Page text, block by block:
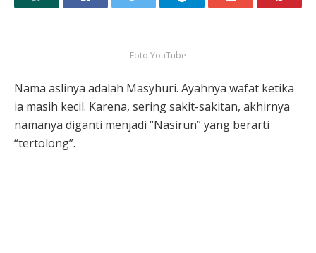
Foto YouTube
Nama aslinya adalah Masyhuri. Ayahnya wafat ketika
ia masih kecil. Karena, sering sakit-sakitan, akhirnya
namanya diganti menjadi “Nasirun” yang berarti
“tertolong”.